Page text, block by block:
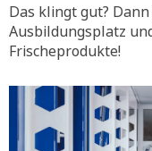
Das klingt gut?
Ausbildungsplatz
Frischeprodukte!